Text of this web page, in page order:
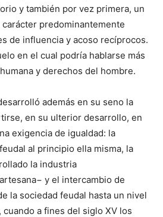
y también por vez primera, un
predominantemente
de influencia y acoso recíprocos.
en el cual podría hablarse más
y derechos del hombre.
además en su seno la
en su ulterior desarrollo, en
exigencia de igualdad: la
al principio ella misma, la
la industria
y el intercambio de
la sociedad feudal hasta un nivel
a fines del siglo XV los